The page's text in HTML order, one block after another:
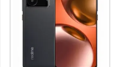
الذاكرة:
الرام:4 أو 6 جيجابايت
الكاميرا: 32 + 0.8 ميجابكسل
المعالج:Mediatek Dimensity 6300
البطارية والشحن السريع: 6000 مللي أمبير - 45 واط
عرض الموصفات ←